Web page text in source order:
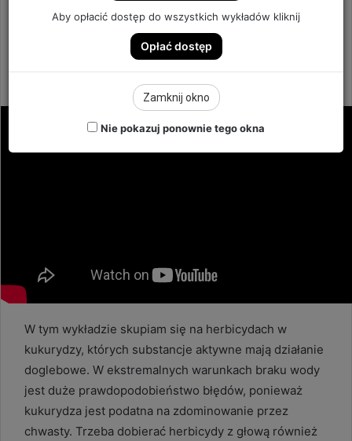
329
an
W tym wykładzie skupiam się na herbicydach w
kukurydzy, których substancje aktywne mają działanie
doglebowe. W ekstremalnych warunkach braku wody
jest duże prawdopodobieństwo błędów, ponieważ
kukurydza jest podatna na zdominowanie przez
chwasty. Trzeba dobierać herbicydy z głową również
Aby opłacić dostęp do wszystkich wykładów kliknij
Opłać dostęp
Zamknij okno
Nie pokazuj ponownie tego okna